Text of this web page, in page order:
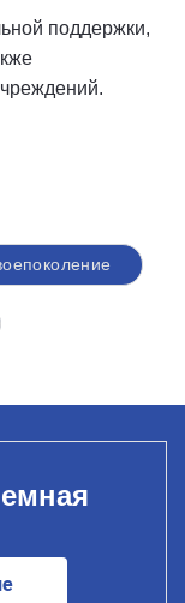
поддержки,